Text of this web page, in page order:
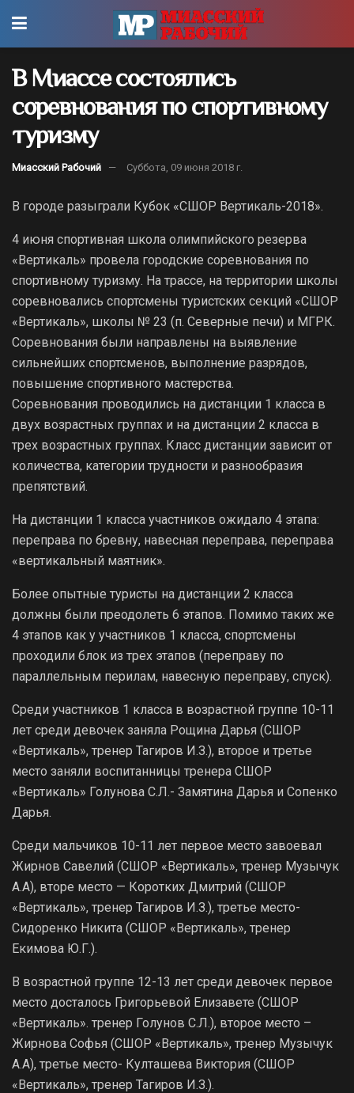
В Миассе состоялись
соревнования по спортивному
туризму
Миасский Рабочий Суббота, 09 июня 2018 г.
В городе разыграли Кубок «СШОР Вертикаль-2018».
4 июня спортивная школа олимпийского резерва
«Вертикаль» провела городские соревнования по
спортивному туризму. На трассе, на территории школы
соревновались спортсмены туристских секций «СШОР
«Вертикаль», школы № 23 (п. Северные печи) и МГРК.
Соревнования были направлены на выявление
сильнейших спортсменов, выполнение разрядов,
повышение спортивного мастерства.
Соревнования проводились на дистанции 1 класса в
двух возрастных группах и на дистанции 2 класса в
трех возрастных группах. Класс дистанции зависит от
количества, категории трудности и разнообразия
препятствий.
На дистанции 1 класса участников ожидало 4 этапа:
переправа по бревну, навесная переправа, переправа
«вертикальный маятник».
Более опытные туристы на дистанции 2 класса
должны были преодолеть 6 этапов. Помимо таких же
4 этапов как у участников 1 класса, спортсмены
проходили блок из трех этапов (переправу по
параллельным перилам, навесную переправу, спуск).
Среди участников 1 класса в возрастной группе 10-11
лет среди девочек заняла Рощина Дарья (СШОР
«Вертикаль», тренер Тагиров И.З.), второе и третье
место заняли воспитанницы тренера СШОР
«Вертикаль» Голунова С.Л.- Замятина Дарья и Сопенко
Дарья.
Среди мальчиков 10-11 лет первое место завоевал
Жирнов Савелий (СШОР «Вертикаль», тренер Музычук
А.А), вторе место — Коротких Дмитрий (СШОР
«Вертикаль», тренер Тагиров И.З.), третье место-
Сидоренко Никита (СШОР «Вертикаль», тренер
Екимова Ю.Г.).
В возрастной группе 12-13 лет среди девочек первое
место досталось Григорьевой Елизавете (СШОР
«Вертикаль». тренер Голунов С.Л.), второе место –
Жирнова Софья (СШОР «Вертикаль», тренер Музычук
А.А), третье место- Култашева Виктория (СШОР
«Вертикаль», тренер Тагиров И.З.).